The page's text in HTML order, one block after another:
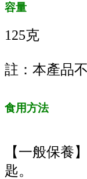
容量
125克
註：本產品
食用方法
【一般保養
匙。